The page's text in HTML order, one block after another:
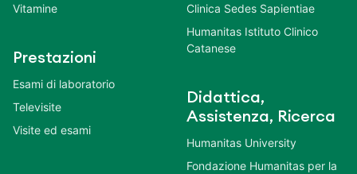
Vitamine
Prestazioni
Esami di laboratorio
Televisite
Visite ed esami
Clinica Sedes Sapientiae
Humanitas Istituto Clinico
Catanese
Didattica,
Assistenza, Ricerca
Humanitas University
Fondazione Humanitas per la